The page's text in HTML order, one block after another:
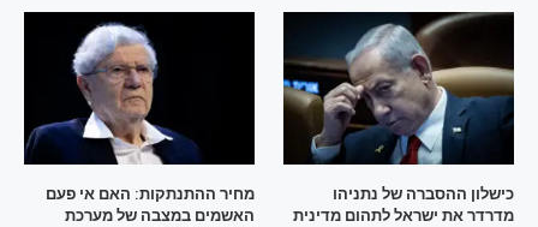
כישלון ההסברה של נתניהו
מדרדר את ישראל לתהום מדינית
מחיר ההתנתקות: האם אי פעם
האשמים במצבה של מערכת